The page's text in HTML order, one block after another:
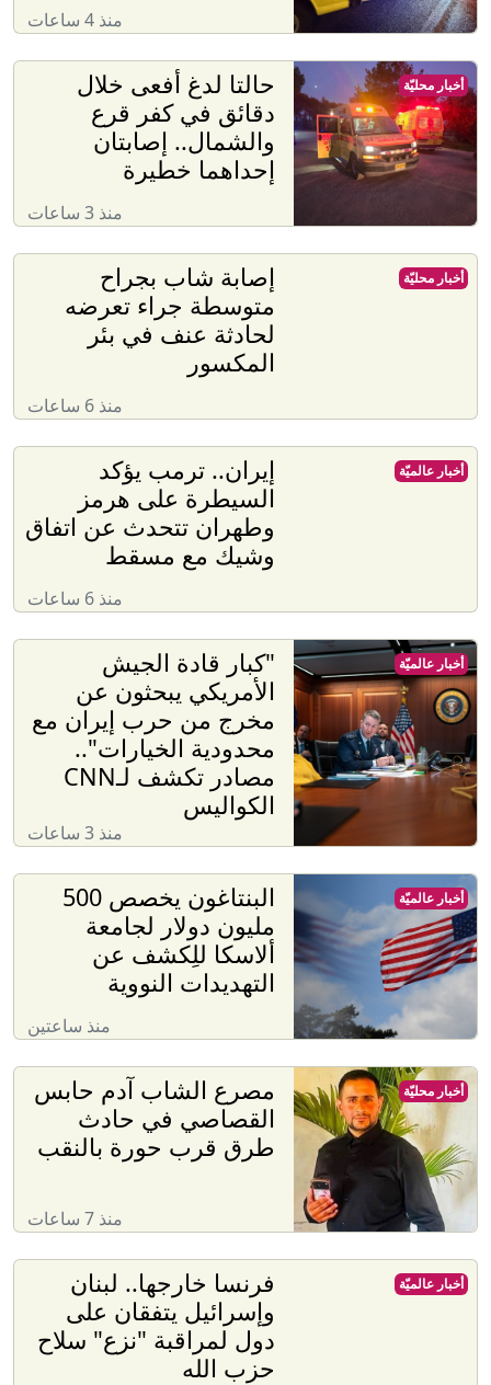
منذ 4 ساعات
حالتا لدغ أفعى خلال
دقائق في كفر قرع
والشمال.. إصابتان
إحداهما خطيرة
منذ 3 ساعات
أخبار محليّة
إصابة شاب بجراح
متوسطة جراء تعرضه
لحادثة عنف في بئر
المكسور
منذ 6 ساعات
أخبار محليّة
إيران.. ترمب يؤكد
السيطرة على هرمز
وطهران تتحدث عن اتفاق
وشيك مع مسقط
منذ 6 ساعات
أخبار عالميّة
"كبار قادة الجيش
الأمريكي يبحثون عن
مخرج من حرب إيران مع
محدودية الخيارات"..
مصادر تكشف لـCNN
الكواليس
منذ 3 ساعات
أخبار عالميّة
البنتاغون يخصص 500
مليون دولار لجامعة
ألاسكا للِكشف عن
التهديدات النووية
منذ ساعتين
أخبار عالميّة
مصرع الشاب آدم حابس
القصاصي في حادث
طرق قرب حورة بالنقب
منذ 7 ساعات
أخبار محليّة
فرنسا خارجها.. لبنان
وإسرائيل يتفقان على
دول لمراقبة "نزع" سلاح
حزب الله
أخبار عالميّة